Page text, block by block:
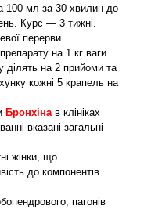
100 мл за 30 хвилин до
Курс — 3 тижні.
перерви.
на 1 кг ваги
ділять на 2 прийоми та
кожні 5 крапель на
Бронхіна в клініках
вказані загальні
жінки, що
до компонентів.
пагонів